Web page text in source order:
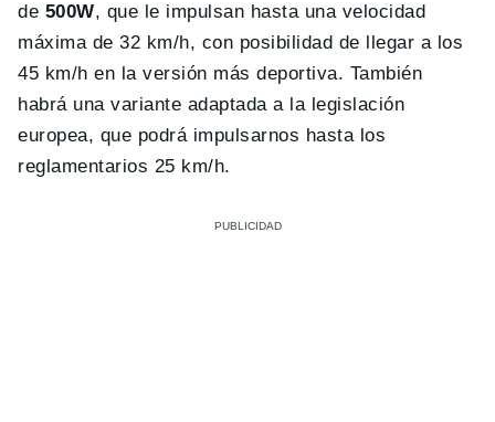
de 500W, que le impulsan hasta una velocidad
máxima de 32 km/h, con posibilidad de llegar a los
45 km/h en la versión más deportiva. También
habrá una variante adaptada a la legislación
europea, que podrá impulsarnos hasta los
reglamentarios 25 km/h.